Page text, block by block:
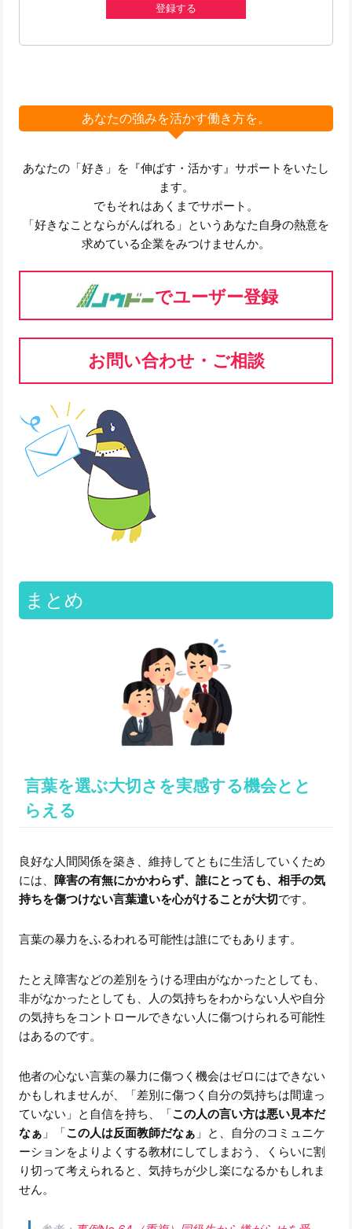
登録する
あなたの強みを活かす働き方を。
あなたの「好き」を『伸ばす・活かす』サポートをいたし
ます。
でもそれはあくまでサポート。
「好きなことならがんばれる」というあなた自身の熱意を
求めている企業をみつけませんか。
でユーザー登録
お問い合わせ・ご相談
まとめ
言葉を選ぶ大切さを実感する機会とと
らえる
良好な人間関係を築き、維持してともに生活していくため
には、 障害の有無にかかわらず、誰にとっても、相手の気
持ちを傷つけない言葉遣いを心がけることが大切です。
言葉の暴力をふるわれる可能性は誰にでもあります。
たとえ障害などの差別をうける理由がなかったとしても、
非がなかったとしても、人の気持ちをわからない人や自分
の気持ちをコントロールできない人に傷つけられる可能性
はあるのです。
他者の心ない言葉の暴力に傷つく機会はゼロにはできない
かもしれませんが、「差別に傷つく自分の気持ちは間違っ
ていない」と自信を持ち、「この人の言い方は悪い見本だ
なぁ 」「この人は反面教師だなぁ 」と、自分のコミュニケ
ーションをよりよくする教材にしてしまおう、くらいに割
り切って考えられると、気持ちが少し楽になるかもしれま
せん。